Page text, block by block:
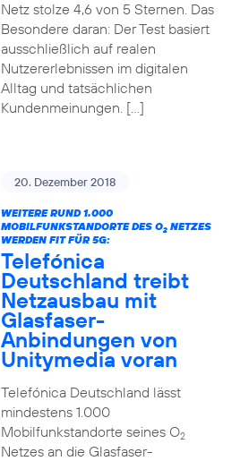
Netz stolze 4,6 von 5 Sternen. Das
Besondere daran: Der Test basiert
ausschließlich auf realen
Nutzererlebnissen im digitalen
Alltag und tatsächlichen
Kundenmeinungen. […]
20. Dezember 2018
WEITERE RUND 1.000
MOBILFUNKSTANDORTE DES O2NETZES
WERDEN FIT FÜR 5G:
Telefónica
Deutschland treibt
Netzausbau mit
Glasfaser-
Anbindungen von
Unitymedia voran
Telefónica Deutschland lässt
mindestens 1.000
Mobilfunkstandorte seines O2
Netzes an die Glasfaser-